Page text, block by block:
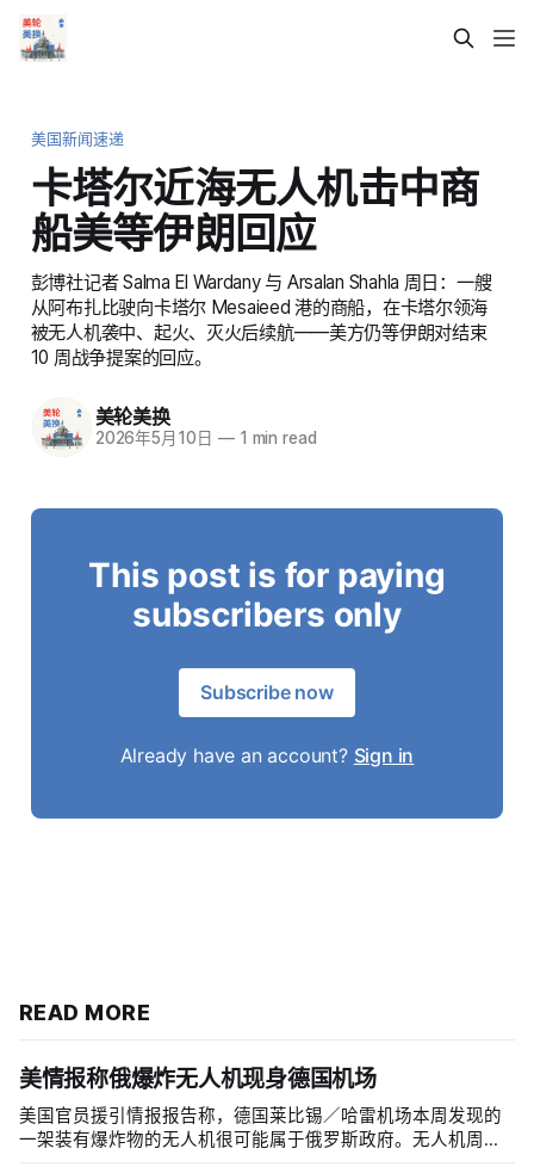
美国新闻速递
卡塔尔近海无人机击中商
船美等伊朗回应
彭博社记者 Salma El Wardany 与 Arsalan Shahla 周日：一艘
从阿布扎比驶向卡塔尔 Mesaieed 港的商船，在卡塔尔领海
被无人机袭中、起火、灭火后续航——美方仍等伊朗对结束
10 周战争提案的回应。
美轮美换
2026年5月10日 —1 min read
This post is for paying
subscribers only
Subscribe now
Already have an account? Sign in
READ MORE
美情报称俄爆炸无人机现身德国机场
美国官员援引情报报告称，德国莱比锡／哈雷机场本周发现的
一架装有爆炸物的无人机很可能属于俄罗斯政府。无人机周二